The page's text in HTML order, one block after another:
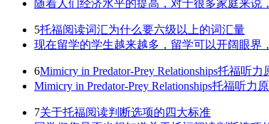
随着人们经济水平的提高，对于很多家庭来
5托福阅读词汇为什么要六级以上的词汇量
现在留学的学生越来越多，留学可以开阔眼界
6Mimicry in Predator-Prey Relationships托福听
Mimicry in Predator-Prey Relationships托福听
7关于托福阅读判断选项的四大标准